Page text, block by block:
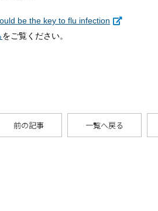
be the key to flu infection
をご覧ください。
前の記事 一覧へ戻る